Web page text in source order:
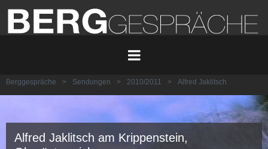
Berggespräche > Sendungen > 2010/2011 > Alfred Jaklitsch
Alfred Jaklitsch am Krippenstein,